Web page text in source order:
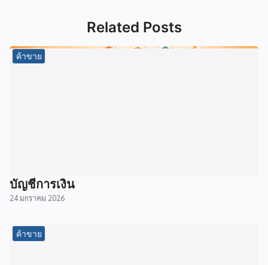
Related Posts
ค้าขาย
บัญชีการเงิน
24 มกราคม 2026
ค้าขาย